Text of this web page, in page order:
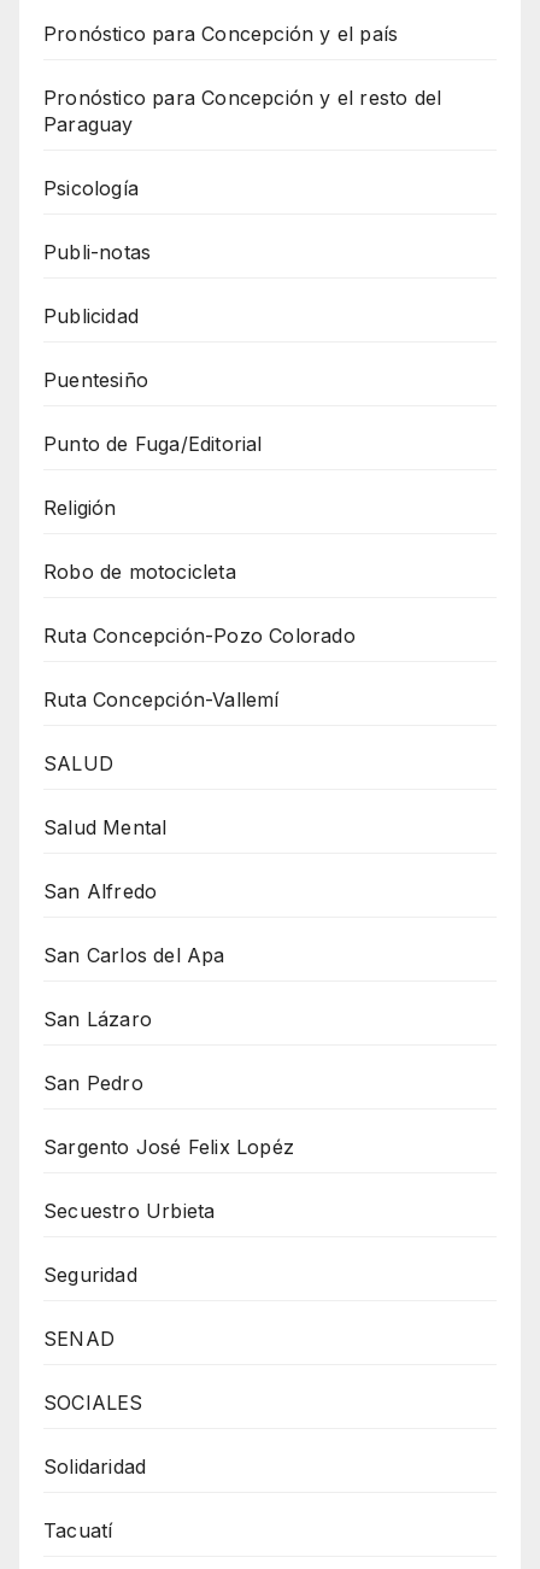
Pronóstico para Concepción y el país
Pronóstico para Concepción y el resto del
Paraguay
Psicología
Publi-notas
Publicidad
Puentesiño
Punto de Fuga/Editorial
Religión
Robo de motocicleta
Ruta Concepción-Pozo Colorado
Ruta Concepción-Vallemí
SALUD
Salud Mental
San Alfredo
San Carlos del Apa
San Lázaro
San Pedro
Sargento José Felix Lopéz
Secuestro Urbieta
Seguridad
SENAD
SOCIALES
Solidaridad
Tacuatí